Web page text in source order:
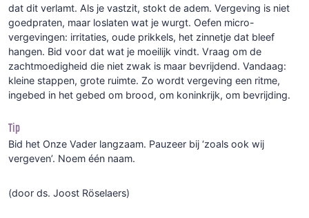
dat dit verlamt. Als je vastzit, stokt de adem. Vergeving is niet
goedpraten, maar loslaten wat je wurgt. Oefen micro-
vergevingen: irritaties, oude prikkels, het zinnetje dat bleef
hangen. Bid voor dat wat je moeilijk vindt. Vraag om de
zachtmoedigheid die niet zwak is maar bevrijdend. Vandaag:
kleine stappen, grote ruimte. Zo wordt vergeving een ritme,
ingebed in het gebed om brood, om koninkrijk, om bevrijding.
Tip
Bid het Onze Vader langzaam. Pauzeer bij ‘zoals ook wij
vergeven’. Noem één naam.
(door ds. Joost Röselaers)